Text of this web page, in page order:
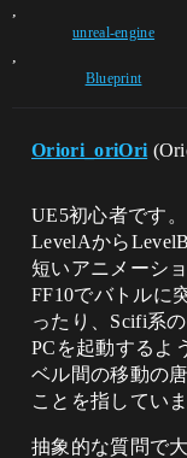
,
unreal-engine
,
Blueprint
Oriori_oriOri
UE5初心者です。
LevelAから
短いアニメーシ
FF10でバトルに
ったり、Scifi系
PCを起動するよ
ベル間の移動の
ことを指していま
抽象的な質問で